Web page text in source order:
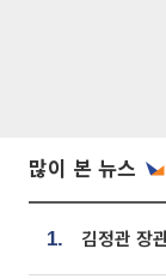
많이 본 뉴스
1.